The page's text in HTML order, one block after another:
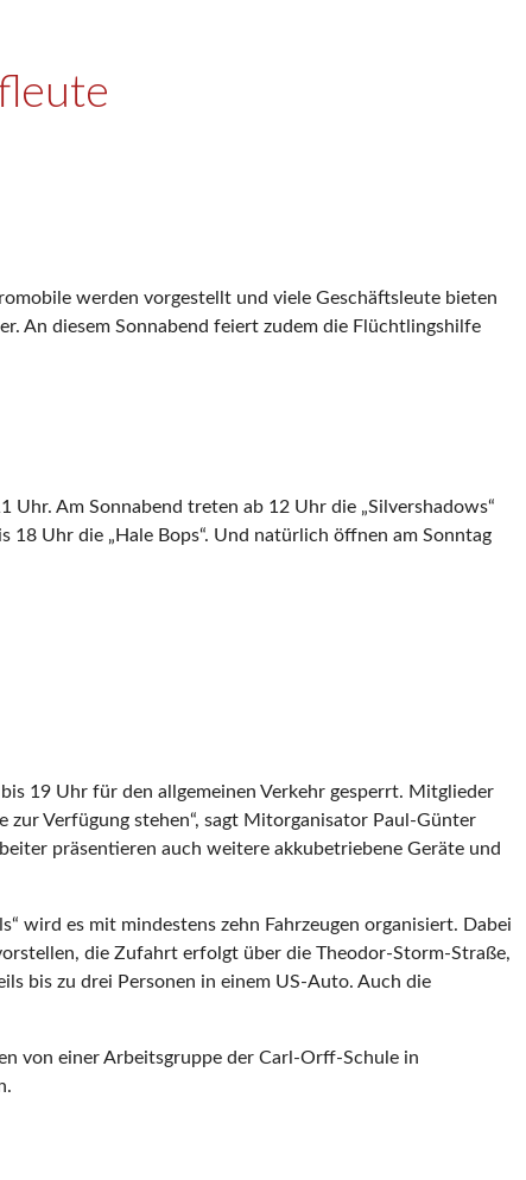
werden vorgestellt und viele Geschäftsleute bieten
An diesem Sonnabend feiert zudem die Flüchtlingshilfe
Am Sonnabend treten ab 12 Uhr die „Silvershadows“
18 Uhr die „Hale Bops“. Und natürlich öffnen am Sonntag
19 Uhr für den allgemeinen Verkehr gesperrt. Mitglieder
zur Verfügung stehen“, sagt Mitorganisator Paul-Günter
präsentieren auch weitere akkubetriebene Geräte und
wird es mit mindestens zehn Fahrzeugen organisiert. Dabei
die Zufahrt erfolgt über die Theodor-Storm-Straße,
bis zu drei Personen in einem US-Auto. Auch die
von einer Arbeitsgruppe der Carl-Orff-Schule in